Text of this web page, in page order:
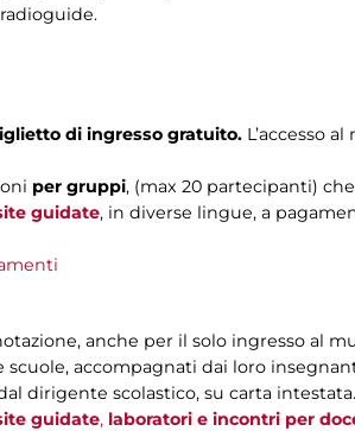
di ingresso gratuito. L’accesso
per gruppi, (max 20 partecipanti)
guidate, in diverse lingue, a
anche per il solo ingresso al
accompagnati dai loro
dirigente scolastico, su carta intestata.
guidate, laboratori e incontri per